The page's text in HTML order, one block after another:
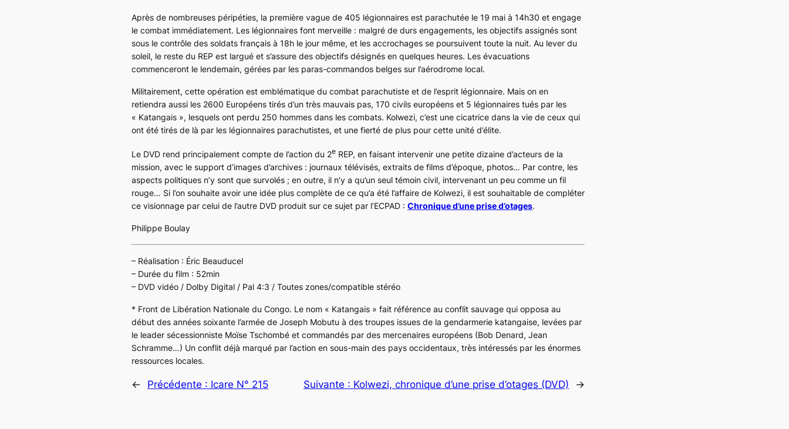
Après de nombreuses péripéties, la première vague de 405 légionnaires est parachutée le 19 mai à 14h30 et engage
le combat immédiatement. Les légionnaires font merveille : malgré de durs engagements, les objectifs assignés sont
sous le contrôle des soldats français à 18h le jour même, et les accrochages se poursuivent toute la nuit. Au lever du
soleil, le reste du REP est largué et s’assure des objectifs désignés en quelques heures. Les évacuations
commenceront le lendemain, gérées par les paras-commandos belges sur l’aérodrome local.
Militairement, cette opération est emblématique du combat parachutiste et de l’esprit légionnaire. Mais on en
retiendra aussi les 2600 Européens tirés d’un très mauvais pas, 170 civils européens et 5 légionnaires tués par les
« Katangais », lesquels ont perdu 250 hommes dans les combats. Kolwezi, c’est une cicatrice dans la vie de ceux qui
ont été tirés de là par les légionnaires parachutistes, et une fierté de plus pour cette unité d’élite.
Le DVD rend principalement compte de l’action du 2e REP, en faisant intervenir une petite dizaine d’acteurs de la
mission, avec le support d’images d’archives : journaux télévisés, extraits de films d’époque, photos… Par contre, les
aspects politiques n’y sont que survolés ; en outre, il n’y a qu’un seul témoin civil, intervenant un peu comme un fil
rouge… Si l’on souhaite avoir une idée plus complète de ce qu’a été l’affaire de Kolwezi, il est souhaitable de compléter
ce visionnage par celui de l’autre DVD produit sur ce sujet par l’ECPAD : Chronique d’une prise d’otages.
Philippe Boulay
– Réalisation : Éric Beauducel
– Durée du film : 52min
– DVD vidéo / Dolby Digital / Pal 4:3 / Toutes zones/compatible stéréo
* Front de Libération Nationale du Congo. Le nom « Katangais » fait référence au conflit sauvage qui opposa au
début des années soixante l’armée de Joseph Mobutu à des troupes issues de la gendarmerie katangaise, levées par
le leader sécessionniste Moïse Tschombé et commandés par des mercenaires européens (Bob Denard, Jean
Schramme…) Un conflit déjà marqué par l’action en sous-main des pays occidentaux, très intéressés par les énormes
ressources locales.
← Précédente : Icare N° 215 Suivante : Kolwezi, chronique d’une prise d’otages (DVD) →